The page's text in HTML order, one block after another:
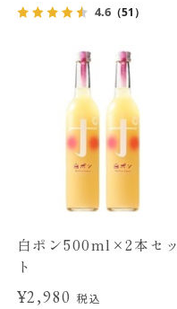
4.6（51）
白ポン500ml×2本セッ
ト
¥2,980税込